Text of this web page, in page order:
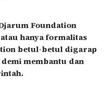
Foundation
hanya formalitas
betul-betul digarap
membantu dan